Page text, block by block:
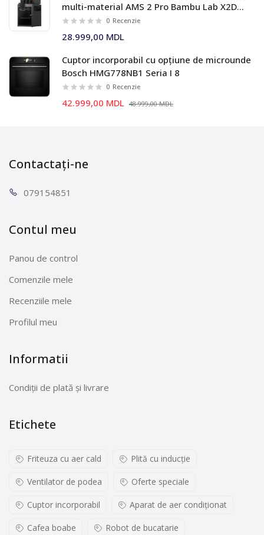
multi-material AMS 2 Pro Bambu Lab X2D
Combo
0 Recenzie
28.999,00 MDL
Cuptor incorporabil cu opțiune de microunde
Bosch HMG778NB1 Seria I 8
0 Recenzie
42.999,00 MDL 48.999,00 MDL
Contactați-ne
0791 54851
Contul meu
Panou de control
Comenzile mele
Recenziile mele
Profilul meu
Informatii
Condiții de plată și livrare
Etichete
Friteuza cu aer cald Plită cu inducţie
Ventilator de podea Oferte speciale
Cuptor incorporabil Aparat de aer condiționat
Cafea boabe Robot de bucatarie